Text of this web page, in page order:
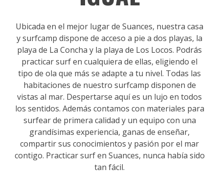
Ubicada en el mejor lugar de Suances, nuestra casa
y surfcamp dispone de acceso a pie a dos playas, la
playa de La Concha y la playa de Los Locos. Podrás
practicar surf en cualquiera de ellas, eligiendo el
tipo de ola que más se adapte a tu nivel. Todas las
habitaciones de nuestro surfcamp disponen de
vistas al mar. Despertarse aquí es un lujo en todos
los sentidos. Además contamos con materiales para
surfear de primera calidad y un equipo con una
grandísimas experiencia, ganas de enseñar,
compartir sus conocimientos y pasión por el mar
contigo. Practicar surf en Suances, nunca había sido
tan fácil.